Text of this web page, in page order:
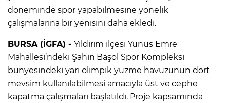
döneminde spor yapabilmesine yönelik
çalışmalarına bir yenisini daha ekledi.
BURSA (İGFA) - Yıldırım ilçesi Yunus Emre
Mahallesi’ndeki Şahin Başol Spor Kompleksi
bünyesindeki yarı olimpik yüzme havuzunun dört
mevsim kullanılabilmesi amacıyla üst ve cephe
kapatma çalışmaları başlatıldı. Proje kapsamında